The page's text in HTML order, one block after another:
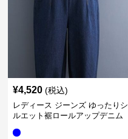
¥4,520 (税込)
レディース ジーンズ ゆったりシ
ルエット裾ロールアップデニム